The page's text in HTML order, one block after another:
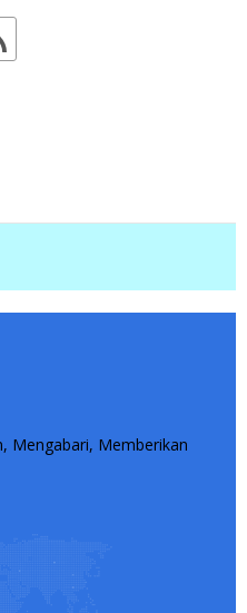
Mengabari, Memberikan